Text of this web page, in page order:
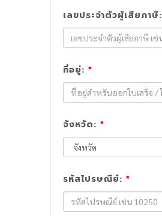
เลขประจำตัวผู้เสียภาษี:
ที่อยู่: *
จังหวัด: *
รหัสไปรษณีย์: *